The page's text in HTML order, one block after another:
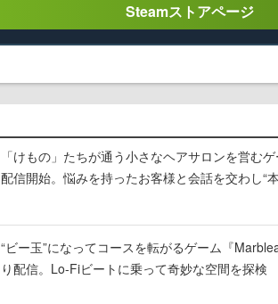
Steamストアページ
「けもの」たちが通う小さなヘアサロンを営む
配信開始。悩みを持ったお客様と会話を交わし“
“ビー玉”になってコースを転がるゲーム『
り配信。Lo-Fiビートに乗って奇妙な空間を探検